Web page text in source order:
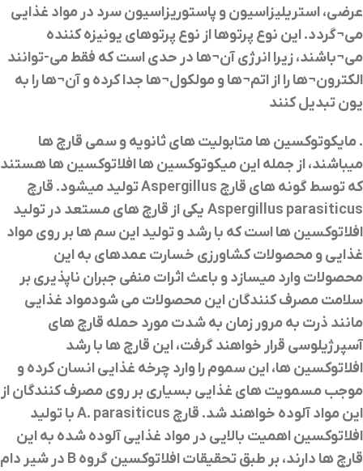
عرضي، استريليزاسيون و پاستوريزاسيون سرد در مواد غذايي
مي¬گردد. اين نوع پرتوها از نوع پرتوهاي يونيزه کننده
مي¬باشند، زيرا انرژي آن¬ها در حدي است که فقط مي-توانند
الکترون¬ها را از اتم¬ها و مولکول¬ها جدا کرده و آن¬ها را به
يون تبديل کنند
. مایکوتوکسین ها متابولیت های ثانویه و سمی قارچ ها
میباشند، از جمله این میکوتوکسین ها افلاتوکسین ها هستند
که توسط گونه های قارچ Aspergillusتولید میشود. قارچ
Aspergillus parasiticus یکی از قارچ های مستعد در تولید
افلاتوکسین ها است که با رشد و تولید این سم ها بر روی مواد
غذایی و محصولات کشاورزی خسارت عمدهای به این
محصولات وارد میسازد و باعث اثرات منفی جبران ناپذیری بر
سلامت مصرف کنندگان این محصولات می شودمواد غذایی
مانند ذرت به مرور زمان به شدت مورد حمله قارچ های
آسپرژیلوسی قرار خواهند گرفت، این قارچ ها با رشد
افلاتوکسین ها، این سموم را وارد چرخه غذایی انسان کرده و
موجب مسمویت های غذایی بسیاری بر روی مصرف کنندگان از
این مواد آلوده خواهند شد. قارچ
با تولید
افلاتوکسین اهمیت بالایی در مواد غذایی آلوده شده به این
قارچ ها دارند، بر طبق تحقیقات افلاتوکسین گروه
در شیر دام